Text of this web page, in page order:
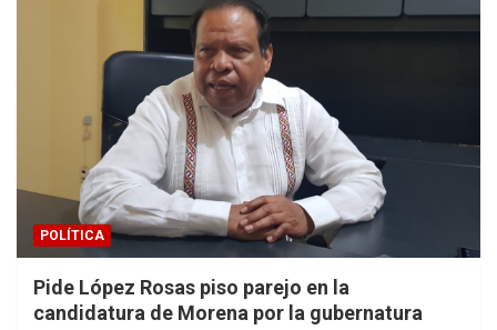
POLÍTICA
Pide López Rosas piso parejo en la
candidatura de Morena por la gubernatura